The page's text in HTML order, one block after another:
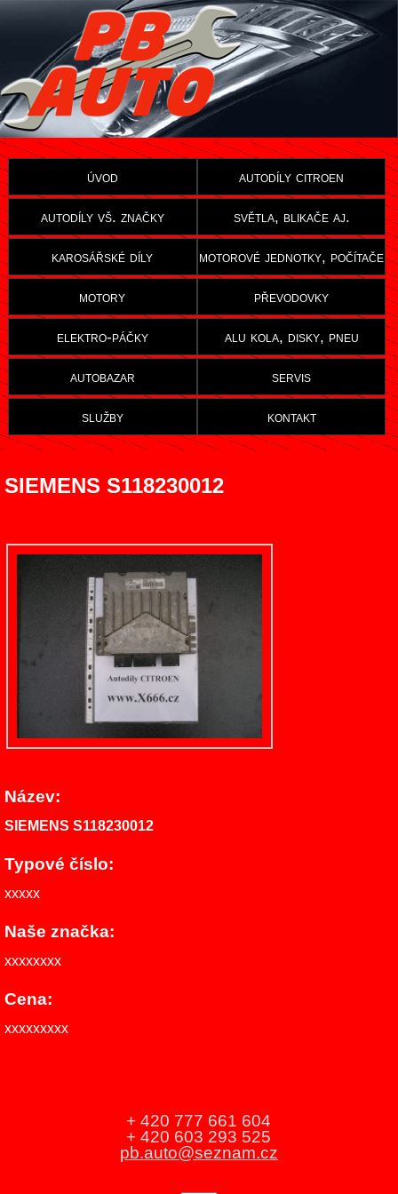
úvod autodíly citroen
autodíly vš. značky světla, blikače aj.
karosářské díly motorové jednotky, počítače
motory převodovky
elektro-páčky alu kola, disky, pneu
autobazar servis
služby kontakt
SIEMENS S118230012
Název:
SIEMENS S118230012
Typové číslo:
xxxxx
Naše značka:
xxxxxxxx
Cena:
xxxxxxxxx
+ 420 777 661 604
+ 420 603 293 525
pb.auto@seznam.cz